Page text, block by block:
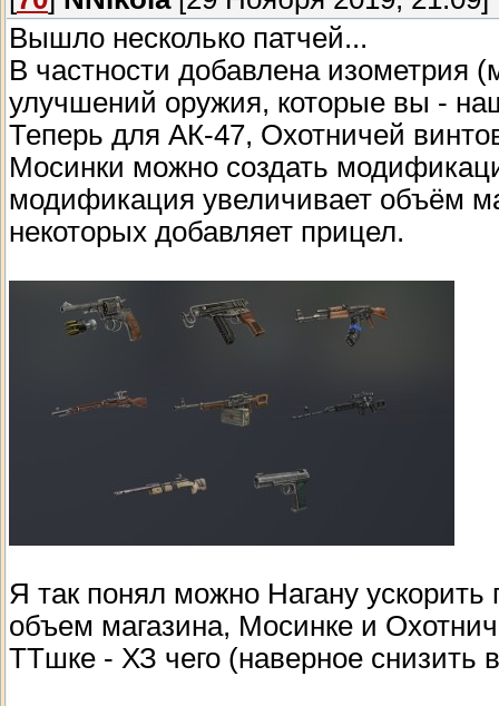
Вышло несколько патчей...
В частности добавлена изометрия
улучшений оружия, которые вы -
Теперь для АК-47, Охотничей
Мосинки можно создать
модификация увеличивает объём
некоторых добавляет прицел.
Я так понял можно Нагану
объем магазина, Мосинке и
ТТшке - ХЗ чего (наверное снизить